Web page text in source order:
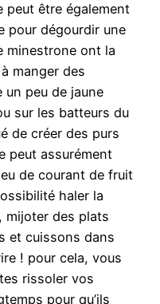
peut être également
pour dégourdir une
minestrone ont la
manger des
un peu de jaune
sur les batteurs du
de créer des purs
peut assurément
de courant de fruit
haler la
mijoter des plats
et cuissons dans
! pour cela, vous
rissoler vos
pour qu’ils